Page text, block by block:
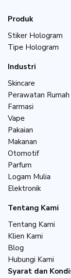
Produk
Stiker Hologram
Tipe Hologram
Industri
Skincare
Perawatan
Farmasi
Vape
Pakaian
Makanan
Otomotif
Parfum
Logam Mulia
Elektronik
Tentang Kami
Tentang Kami
Klien Kami
Blog
Hubungi Kami
Syarat dan